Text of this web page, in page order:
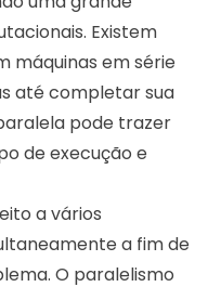
Existem
máquinas em série
até completar sua
pode trazer
de execução e
a vários
a fim de
O paralelismo